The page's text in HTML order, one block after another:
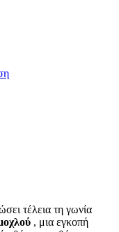
τέλεια τη γωνία
, μια εγκοπή